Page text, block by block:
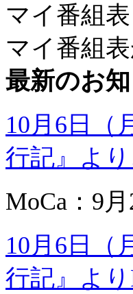
マイ番組
マイ番組
最新のお
10月6日（
行記』よ
MoCa：9
10月6日（
行記』よ